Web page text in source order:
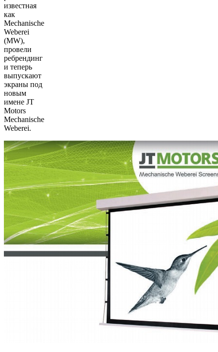
известная
как
Mechanische
Weberei
(MW),
провели
ребрендинг
и теперь
выпускают
экраны под
новым
имене JT
Motors
Mechanische
Weberei.